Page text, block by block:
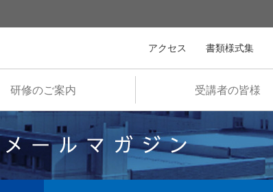
研修のご案内 受講者の皆様
アクセス 書類様式集